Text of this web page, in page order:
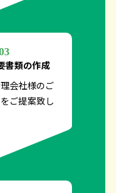
書類の作成
会社様のご
ご提案致し